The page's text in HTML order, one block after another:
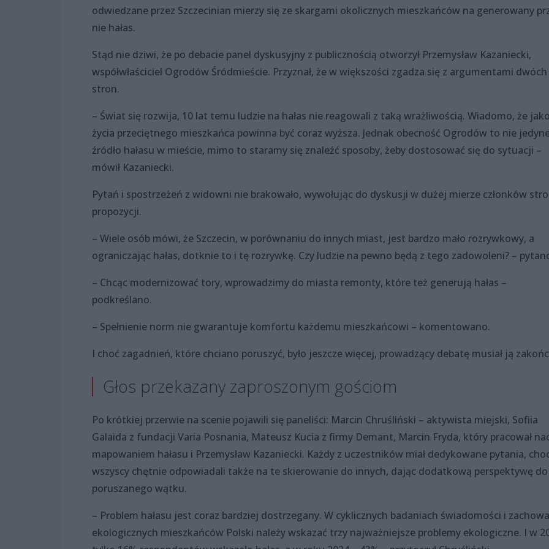
odwiedzane przez Szczecinian mierzy się ze skargami okolicznych mieszkańców na generowany
nie hałas.
Stąd nie dziwi, że po debacie panel dyskusyjny z publicznością otworzył Przemysław Kazaniecki,
współwłaściciel Ogrodów Śródmieście. Przyznał, że w większości zgadza się z argumentami dwóch
stron.
– Świat się rozwija, 10 lat temu ludzie na hałas nie reagowali z taką wrażliwością. Wiadomo, że
życia przeciętnego mieszkańca powinna być coraz wyższa. Jednak obecność Ogrodów to nie
źródło hałasu w mieście, mimo to staramy się znaleźć sposoby, żeby dostosować się do sytuacji –
mówił Kazaniecki.
Pytań i spostrzeżeń z widowni nie brakowało, wywołując do dyskusji w dużej mierze członków
propozycji.
– Wiele osób mówi, że Szczecin, w porównaniu do innych miast, jest bardzo mało rozrywkowy, a
ograniczając hałas, dotknie to i tę rozrywkę. Czy ludzie na pewno będą z tego zadowoleni? –
– Chcąc modernizować tory, wprowadzimy do miasta remonty, które też generują hałas –
podkreślano.
– Spełnienie norm nie gwarantuje komfortu każdemu mieszkańcowi – komentowano.
I choć zagadnień, które chciano poruszyć, było jeszcze więcej, prowadzący debatę musiał ją
Głos przekazany zaproszonym gościom
Po krótkiej przerwie na scenie pojawili się paneliści: Marcin Chruśliński – aktywista miejski, Sofiia
Galaida z fundacji Varia Posnania, Mateusz Kucia z firmy Demant, Marcin Fryda, który pracował
mapowaniem hałasu i Przemysław Kazaniecki. Każdy z uczestników miał dedykowane pytania,
wszyscy chętnie odpowiadali także na te skierowanie do innych, dając dodatkową perspektywę do
poruszanego wątku.
– Problem hałasu jest coraz bardziej dostrzegany. W cyklicznych badaniach świadomości i
ekologicznych mieszkańców Polski należy wskazać trzy najważniejsze problemy ekologiczne. I w